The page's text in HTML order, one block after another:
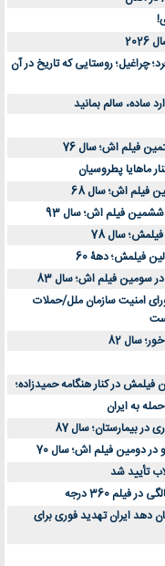
چراغیل؛ روستایی که تاریخ در آن
ساده، سالم بمانید
فیلم اش؛ سال 76
فیلم اش؛ سال 68
امنیت سازمان ملل/حملات
به ایران
بیمارستان؛ سال 87
تأیید شد
دهد ایران تهدید فوری برای